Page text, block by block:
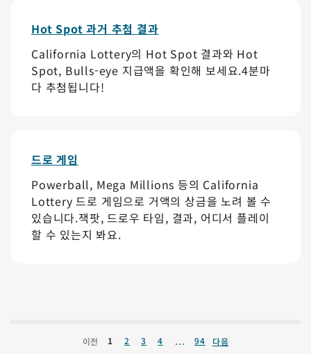
Hot Spot 과거 추첨 결과
California Lottery의 Hot Spot 결과와 Hot
Spot, Bulls-eye 지급액을 확인해 보세요.4분마
다 추첨됩니다!
드로 게임
Powerball, Mega Millions 등의 California
Lottery 드로 게임으로 거액의 상금을 노려 볼 수
있습니다.잭팟, 드로우 타임, 결과, 어디서 플레이
할 수 있는지 봐요.
이전 1 2 3 4 ... 94 다음